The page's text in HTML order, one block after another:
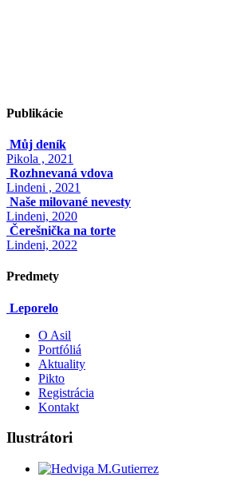
Publikácie
Můj deník
Pikola , 2021
Rozhnevaná vdova
Lindeni , 2021
Naše milované nevesty
Lindeni, 2020
Čerešnička na torte
Lindeni, 2022
Predmety
Leporelo
O Asil
Portfóliá
Aktuality
Pikto
Registrácia
Kontakt
Ilustrátori